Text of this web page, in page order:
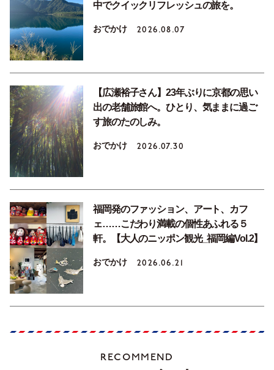
中でクイックリフレッシュの旅を。
おでかけ 2026.08.07
【広瀬裕子さん】23年ぶりに京都の思い
出の老舗旅館へ。ひとり、気ままに過ご
す旅のたのしみ。
おでかけ 2026.07.30
福岡発のファッション、アート、カフ
ェ……こだわり満載の個性あふれる５
軒。【大人のニッポン観光_福岡編Vol.2】
おでかけ 2026.06.21
RECOMMEND